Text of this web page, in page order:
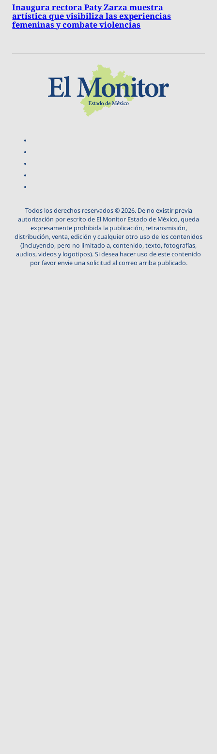
Inaugura rectora Paty Zarza muestra
artística que visibiliza las experiencias
femeninas y combate violencias
Todos los derechos reservados © 2026. De no existir previa
autorización por escrito de El Monitor Estado de México, queda
expresamente prohibida la publicación, retransmisión,
distribución, venta, edición y cualquier otro uso de los contenidos
(Incluyendo, pero no limitado a, contenido, texto, fotografías,
audios, videos y logotipos). Si desea hacer uso de este contenido
por favor envie una solicitud al correo arriba publicado.